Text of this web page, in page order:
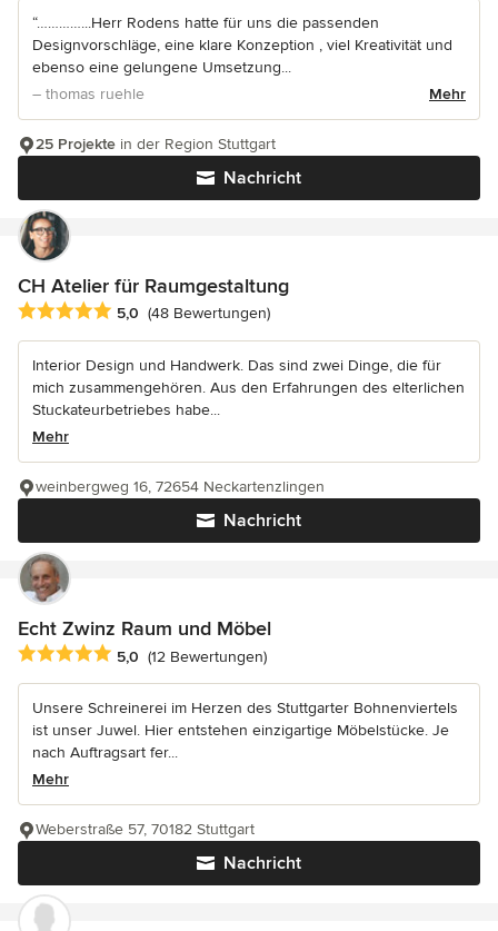
“…………...Herr Rodens hatte für uns die passenden
Designvorschläge, eine klare Konzeption , viel Kreativität und
ebenso eine gelungene Umsetzung...
– thomas ruehle
Mehr
Nachricht
25 Projekte in der Region Stuttgart
CH Atelier für Raumgestaltung
Durchschnittliche Bewertung: 5 von 5 Sternen
5,0 (48 Bewertungen)
Interior Design und Handwerk. Das sind zwei Dinge, die für
mich zusammengehören. Aus den Erfahrungen des elterlichen
Stuckateurbetriebes habe...
Mehr
Nachricht
weinbergweg 16, 72654 Neckartenzlingen
Echt Zwinz Raum und Möbel
Durchschnittliche Bewertung: 5 von 5 Sternen
5,0 (12 Bewertungen)
Unsere Schreinerei im Herzen des Stuttgarter Bohnenviertels
ist unser Juwel. Hier entstehen einzigartige Möbelstücke. Je
nach Auftragsart fer...
Mehr
Nachricht
Weberstraße 57, 70182 Stuttgart